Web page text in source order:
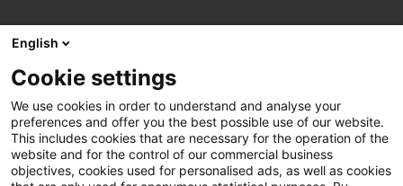
FacebookX LinkedIn Line
English
Cookie settings
We use cookies in order to understand and analyse your
preferences and offer you the best possible use of our website.
This includes cookies that are necessary for the operation of the
website and for the control of our commercial business
objectives, cookies used for personalised ads, as well as cookies